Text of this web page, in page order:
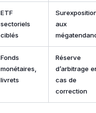
ETF
sectoriels
ciblés
aux
Fonds
monétaires,
livrets
Réserve
d’arbitrage
cas de
correction